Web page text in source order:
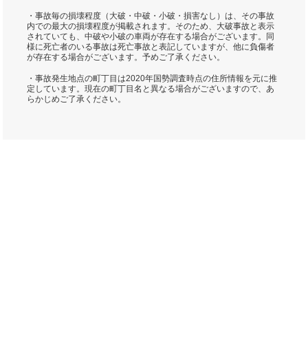
・事故毎の損壊程度（大破・中破・小破・損害なし）は、その事故
内での最大の損壊程度が掲載されます。そのため、大破事故と表示
されていても、中破や小破の車両が存在する場合がございます。同
様に死亡者のいる事故は死亡事故と表記していますが、他に負傷者
が存在する場合がございます。予めご了承ください。
・事故発生地点の町丁目は2020年国勢調査時点の住所情報を元に推
定しています。現在の町丁目名と異なる場合がございますので、あ
らかじめご了承ください。